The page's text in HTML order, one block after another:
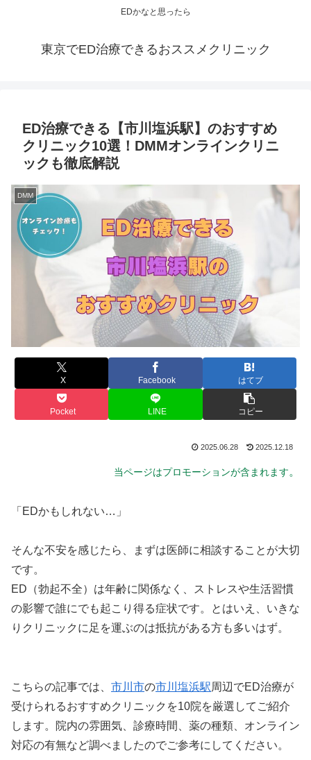
EDかなと思ったら
東京でED治療できるおススメクリニック
ED治療できる【市川塩浜駅】のおすすめ
クリニック10選！DMMオンラインクリニ
ックも徹底解説
DMM
X Facebook はてブ
Pocket LINE コピー
2025.06.28 2025.12.18
当ページはプロモーションが含まれます。
「EDかもしれない…」
そんな不安を感じたら、まずは医師に相談することが大切
です。
ED（勃起不全）は年齢に関係なく、ストレスや生活習慣
の影響で誰にでも起こり得る症状です。とはいえ、いきな
りクリニックに足を運ぶのは抵抗がある方も多いはず。
こちらの記事では、 市川市の市川塩浜駅周辺でED治療が
受けられるおすすめクリニックを10院を厳選してご紹介
します。院内の雰囲気、診療時間、薬の種類、オンライン
対応の有無など調べましたのでご参考にしてください。